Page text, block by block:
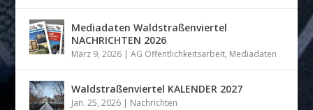
Mediadaten Waldstraßenviertel
NACHRICHTEN 2026
März 9, 2026 |AG Öffentlichkeitsarbeit, Mediadaten
Waldstraßenviertel KALENDER 2027
Jan. 25, 2026 | Nachrichten